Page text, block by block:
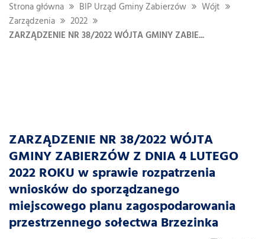
Strona główna BIP Urząd Gminy Zabierzów
Wójt
Zarządzenia
2022
ZARZĄDZENIE NR 38/2022 WÓJTA GMINY ZABIE...
ZARZĄDZENIE NR 38/2022 WÓJTA
GMINY ZABIERZÓW Z DNIA 4 LUTEGO
2022 ROKU w sprawie rozpatrzenia
wniosków do sporządzanego
miejscowego planu zagospodarowania
przestrzennego sołectwa Brzezinka